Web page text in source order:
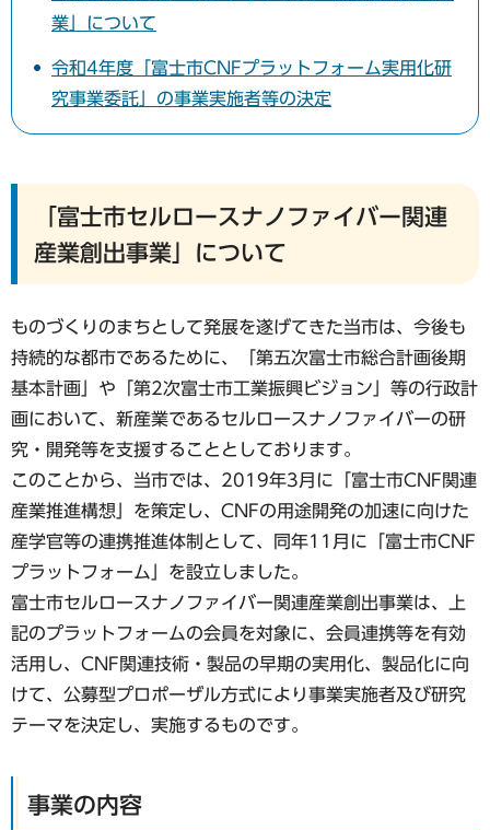
業」について
令和4年度「富士市CNFプラットフォーム実用化研
究事業委託」の事業実施者等の決定
「富士市セルロースナノファイバー関連
産業創出事業」について
ものづくりのまちとして発展を遂げてきた当市は、今後も
持続的な都市であるために、「第五次富士市総合計画後期
基本計画」や「第2次富士市工業振興ビジョン」等の行政計
画において、新産業であるセルロースナノファイバーの研
究・開発等を支援することとしております。
このことから、当市では、2019年3月に「富士市CNF関連
産業推進構想」を策定し、CNFの用途開発の加速に向けた
産学官等の連携推進体制として、同年11月に「富士市CNF
プラットフォーム」を設立しました。
富士市セルロースナノファイバー関連産業創出事業は、上
記のプラットフォームの会員を対象に、会員連携等を有効
活用し、CNF関連技術・製品の早期の実用化、製品化に向
けて、公募型プロポーザル方式により事業実施者及び研究
テーマを決定し、実施するものです。
事業の内容